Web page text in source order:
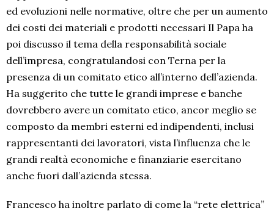
ed evoluzioni nelle normative, oltre che per un aumento
dei costi dei materiali e prodotti necessari Il Papa ha
poi discusso il tema della responsabilità sociale
dell’impresa, congratulandosi con Terna per la
presenza di un comitato etico all’interno dell’azienda.
Ha suggerito che tutte le grandi imprese e banche
dovrebbero avere un comitato etico, ancor meglio se
composto da membri esterni ed indipendenti, inclusi
rappresentanti dei lavoratori, vista l’influenza che le
grandi realtà economiche e finanziarie esercitano
anche fuori dall’azienda stessa.
Francesco ha inoltre parlato di come la “rete elettrica”